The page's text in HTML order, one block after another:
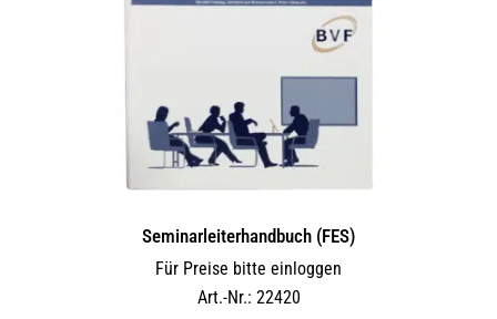
Seminarleiterhandbuch (FES)
Für Preise bitte einloggen
Art.-Nr.: 22420